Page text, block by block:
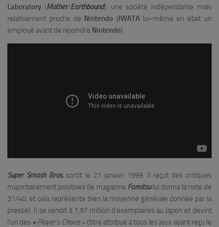
Laboratory (Mother/Earthbound), une société indépendante mais
relativement proche de Nintendo (IWATAlui-même en était un
employé avant de rejoindre Nintendo).
Super Smash Bros.sortit le 21 janvier 1999. Il reçut des critiques
majoritairement positives (le magazine Famitsului donna la note de
31/40, et cela représente bien la moyenne générale donnée par la
presse). Il se vendit à 1,97 million d’exemplaires au Japon et devint
l’un des «Player’s Choice» (titre attribué à tous les jeux ayant reçu le